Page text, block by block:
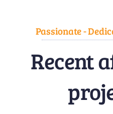
Passionate -
Recent